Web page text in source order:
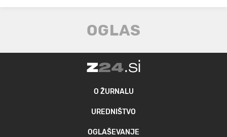
O ŽURNALU
UREDNIŠTVO
OGLAŠEVANJE